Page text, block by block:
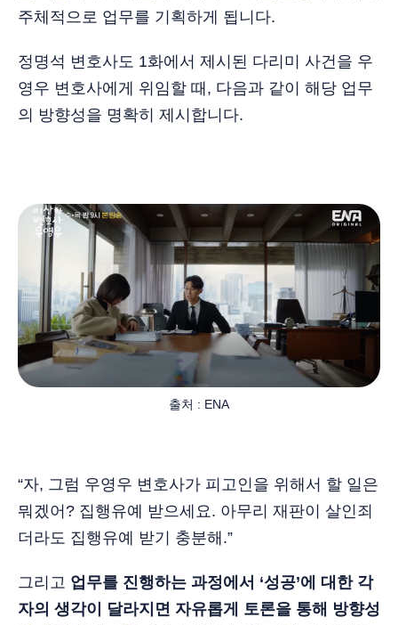
주체적으로 업무를 기획하게 됩니다.
정명석 변호사도 1화에서 제시된 다리미 사건을 우
영우 변호사에게 위임할 때, 다음과 같이 해당 업무
의 방향성을 명확히 제시합니다.
출처 : ENA
“자, 그럼 우영우 변호사가 피고인을 위해서 할 일은
뭐겠어? 집행유예 받으세요. 아무리 재판이 살인죄
더라도 집행유예 받기 충분해.”
그리고 업무를 진행하는 과정에서 ‘성공’에 대한 각
자의 생각이 달라지면 자유롭게 토론을 통해 방향성